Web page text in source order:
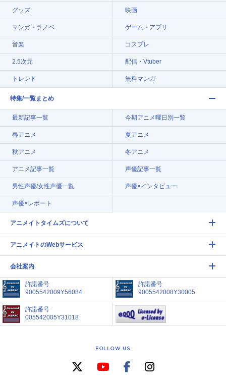
グッズ 映画
マンガ・ラノベ ゲーム・アプリ
音楽 コスプレ
2.5次元 配信・Vtuber
トレンド 無料マンガ
特集/一覧まとめ
最新記事一覧 今期アニメ曜日別一覧
春アニメ 夏アニメ
秋アニメ 冬アニメ
アニメ記事一覧 声優記事一覧
男性声優/女性声優一覧 声優×インタビュー
声優×レポート
アニメイトタイムズについて
アニメイトのWebサービス
会社案内
許諾番号
9005542009Y56084
許諾番号
9005542008Y30005
許諾番号
005542005Y31018
FOLLOW US